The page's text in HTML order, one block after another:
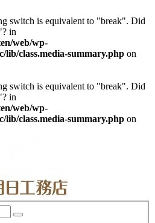
switch is equivalent to "break". Did
in
web/wp-
lib/class.media-summary.php on
switch is equivalent to "break". Did
in
web/wp-
lib/class.media-summary.php on